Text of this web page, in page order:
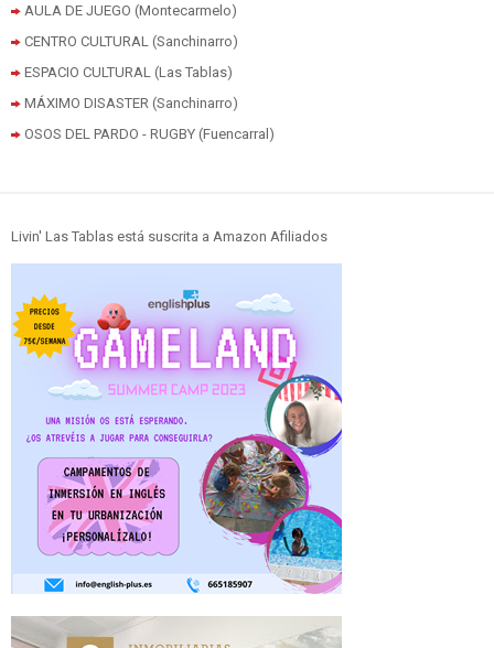
AULA DE JUEGO (Montecarmelo)
CENTRO CULTURAL (Sanchinarro)
ESPACIO CULTURAL (Las Tablas)
MÁXIMO DISASTER (Sanchinarro)
OSOS DEL PARDO - RUGBY (Fuencarral)
Livin' Las Tablas está suscrita a Amazon Afiliados